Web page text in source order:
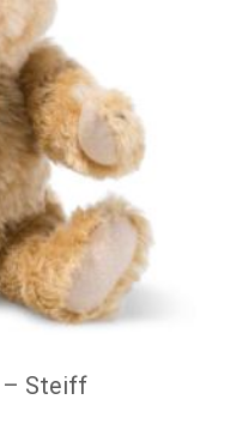
– Steiff